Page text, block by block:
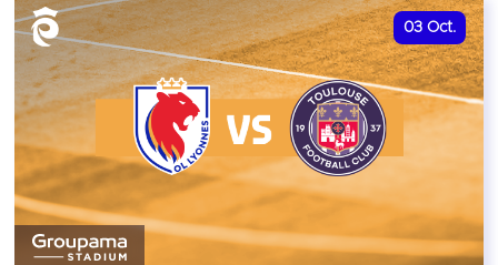
03 Oct.